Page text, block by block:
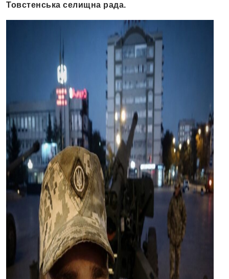
Товстенська селищна рада.